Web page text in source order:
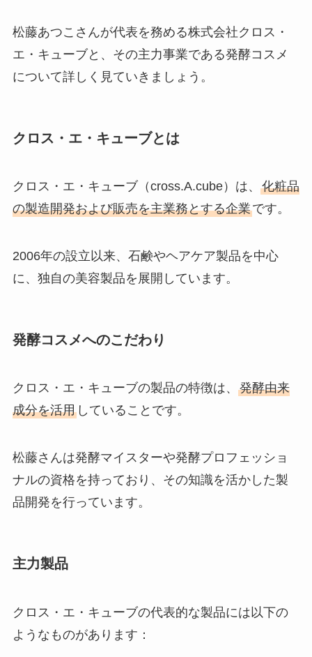
松藤あつこさんが代表を務める株式会社クロス・
エ・キューブと、その主力事業である発酵コスメ
について詳しく見ていきましょう。
クロス・エ・キューブとは
クロス・エ・キューブ（cross.A.cube）は、 化粧品
の製造開発および販売を主業務とする企業です。
2006年の設立以来、石鹸やヘアケア製品を中心
に、独自の美容製品を展開しています。
発酵コスメへのこだわり
クロス・エ・キューブの製品の特徴は、 発酵由来
成分を活用していることです。
松藤さんは発酵マイスターや発酵プロフェッショ
ナルの資格を持っており、その知識を活かした製
品開発を行っています。
主力製品
クロス・エ・キューブの代表的な製品には以下の
ようなものがあります：